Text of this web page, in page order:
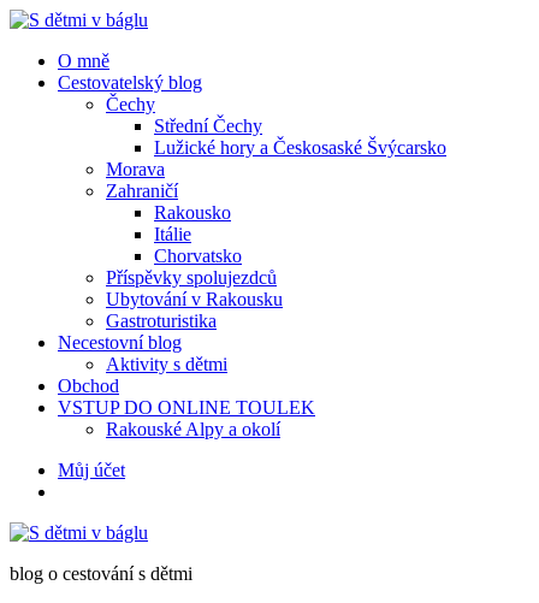
Menu
Menu
O mně
Cestovatelský blog
Čechy
Střední Čechy
Lužické hory a Českosaské Švýcarsko
Morava
Zahraničí
Rakousko
Itálie
Chorvatsko
Příspěvky spolujezdců
Ubytování v Rakousku
Gastroturistika
Necestovní blog
Aktivity s dětmi
Obchod
VSTUP DO ONLINE TOULEK
Rakouské Alpy a okolí
HledatMůj účet
v
blog o cestování s dětmi